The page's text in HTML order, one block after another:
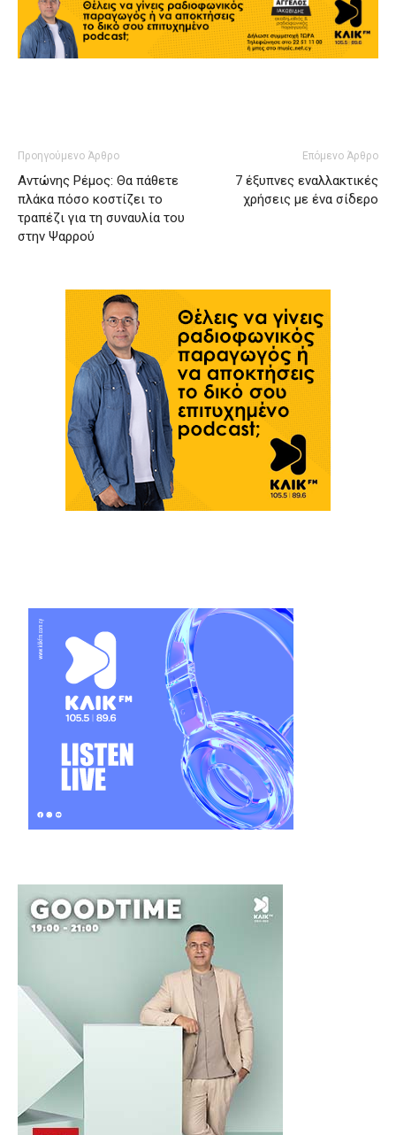
Προηγούμενο Άρθρο
Αντώνης Ρέμος: Θα πάθετε
πλάκα πόσο κοστίζει το
τραπέζι για τη συναυλία του
στην Ψαρρού
Επόμενο Άρθρο
7 έξυπνες εναλλακτικές
χρήσεις με ένα σίδερο